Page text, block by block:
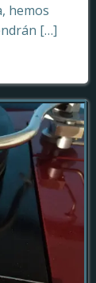
hemos
[…]